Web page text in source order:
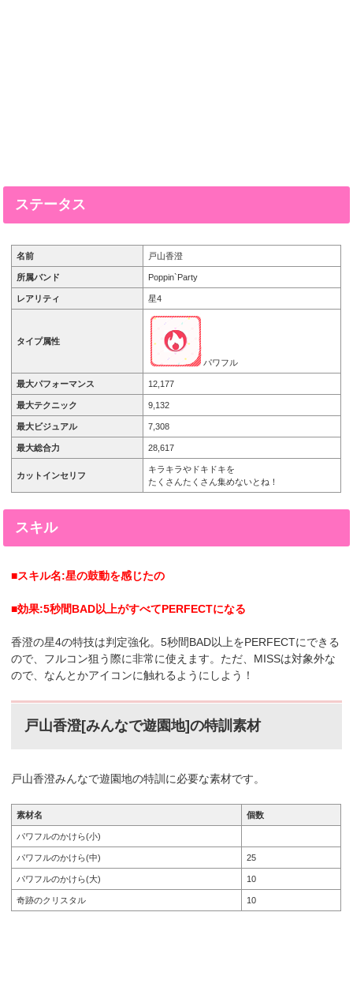
ステータス
名前 戸山香澄
所属バンド Poppin`Party
レアリティ 星4
タイプ属性
パワフル
最大パフォーマンス 12,177
最大テクニック 9,132
最大ビジュアル 7,308
最大総合力 28,617
カットインセリフ
キラキラやドキドキを
たくさんたくさん集めないとね！
スキル
■スキル名:星の鼓動を感じたの
■効果:5秒間BAD以上がすべてPERFECTになる
香澄の星4の特技は判定強化。5秒間BAD以上をPERFECTにできる
ので、フルコン狙う際に非常に使えます。ただ、MISSは対象外な
ので、なんとかアイコンに触れるようにしよう！
戸山香澄[みんなで遊園地]の特訓素材
戸山香澄みんなで遊園地の特訓に必要な素材です。
素材名 個数
パワフルのかけら(小)
パワフルのかけら(中) 25
パワフルのかけら(大) 10
奇跡のクリスタル 10